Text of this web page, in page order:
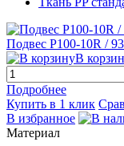
Подвес Р100-10R /
В
Подробнее
Купить в 1 клик
В избранное
Материал